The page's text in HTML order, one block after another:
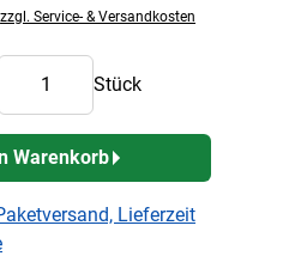
zzgl. Service- & Versandkosten
Stück
Warenkorb
Lieferzeit